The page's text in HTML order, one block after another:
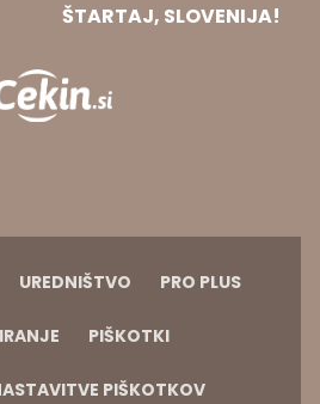
ŠTARTAJ, SLOVENIJA!
UREDNIŠTVO PRO PLUS
PIŠKOTKI
PIŠKOTKOV